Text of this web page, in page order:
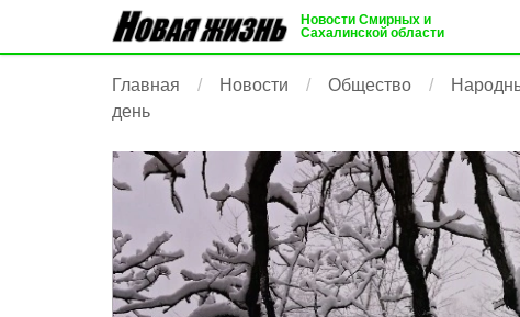
Новости Смирных и
Сахалинской области
Главная Новости Общество
день